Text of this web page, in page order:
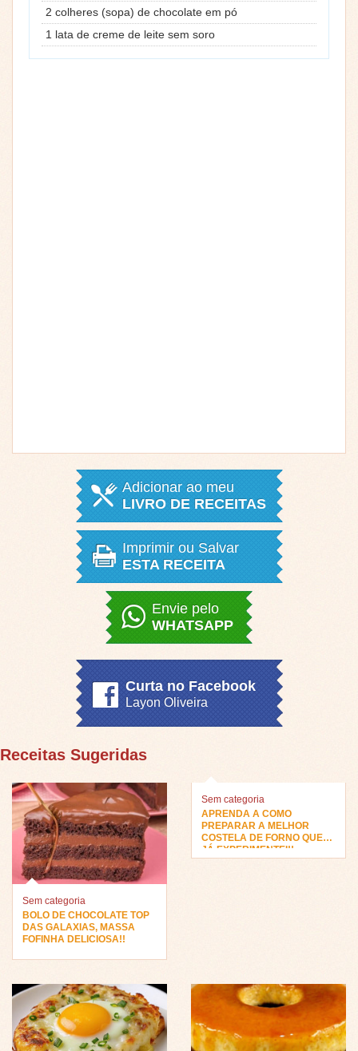
2 colheres (sopa) de chocolate em pó
1 lata de creme de leite sem soro
Adicionar ao meu
LIVRO DE RECEITAS
Imprimir ou Salvar
ESTA RECEITA
Envie pelo
WHATSAPP
Curta no Facebook
Layon Oliveira
Receitas Sugeridas
Sem categoria
BOLO DE CHOCOLATE TOP
DAS GALAXIAS, MASSA
FOFINHA DELICIOSA!!
Sem categoria
APRENDA A COMO
PREPARAR A MELHOR
COSTELA DE FORNO QUE
JÁ EXPERIMENTEI!!